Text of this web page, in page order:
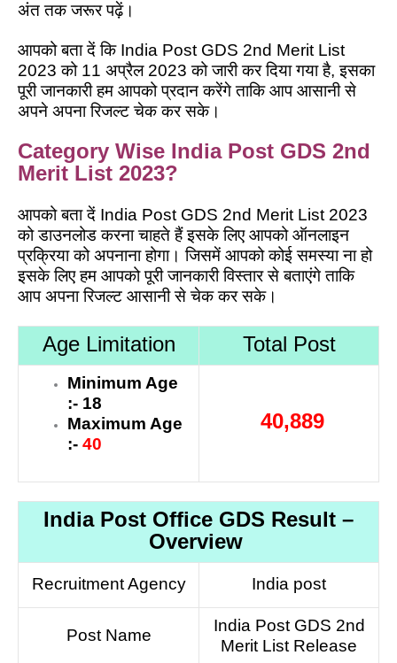
अंत तक जरूर पढ़ें।
आपको बता दें कि India Post GDS 2nd Merit List
2023 को 11 अप्रैल 2023 को जारी कर दिया गया है, इसका
पूरी जानकारी हम आपको प्रदान करेंगे ताकि आप आसानी से
अपने अपना रिजल्ट चेक कर सके।
Category Wise India Post GDS 2nd
Merit List 2023?
आपको बता दें India Post GDS 2nd Merit List 2023
को डाउनलोड करना चाहते हैं इसके लिए आपको ऑनलाइन
प्रक्रिया को अपनाना होगा। जिसमें आपको कोई समस्या ना हो
इसके लिए हम आपको पूरी जानकारी विस्तार से बताएंगे ताकि
आप अपना रिजल्ट आसानी से चेक कर सके।
Age Limitation Total Post
Minimum Age
:- 18
Maximum Age
:- 40
40,889
India Post Office GDS Result –
Overview
Recruitment Agency India post
Post Name
India Post GDS 2nd
Merit List Release